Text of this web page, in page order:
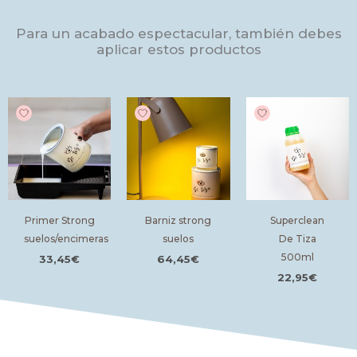
secado. Remover bien la pintura para que los tintes se mezclen
Para un acabado espectacular, también debes
aplicar estos productos
Primer Strong
suelos/encimeras
33,45€
Barniz strong
suelos
64,45€
Superclean
De Tiza
500ml
22,95€